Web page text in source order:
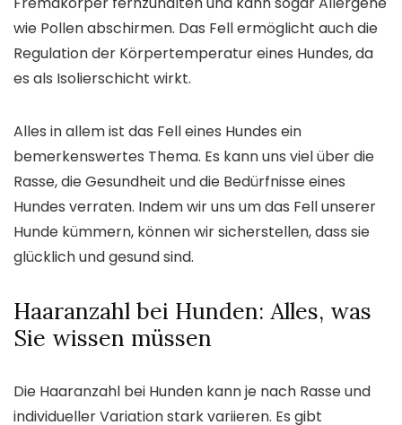
wie Pollen abschirmen. Das Fell ermöglicht auch die
Regulation der Körpertemperatur eines Hundes, da
es als Isolierschicht wirkt.
Alles in allem ist das Fell eines Hundes ein
bemerkenswertes Thema. Es kann uns viel über die
Rasse, die Gesundheit und die Bedürfnisse eines
Hundes verraten. Indem wir uns um das Fell unserer
Hunde kümmern, können wir sicherstellen, dass sie
glücklich und gesund sind.
Haaranzahl bei Hunden: Alles, was
Sie wissen müssen
Die Haaranzahl bei Hunden kann je nach Rasse und
individueller Variation stark variieren. Es gibt